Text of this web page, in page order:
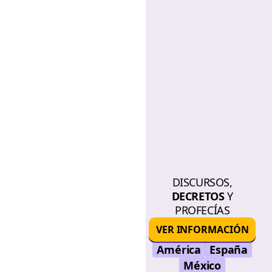
DISCURSOS,
DECRETOSY
PROFECÍAS
VER INFORMACIÓN
América
España
México